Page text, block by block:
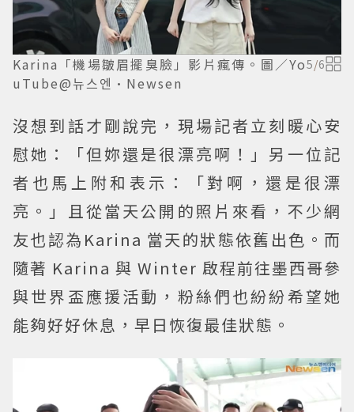
Karina「機場皺眉擺臭臉」影片瘋傳。圖／Yo
uTube@뉴스엔·Newsen
5/6
沒想到話才剛說完，現場記者立刻暖心安
慰她：「但妳還是很漂亮啊！」另一位記
者也馬上附和表示：「對啊，還是很漂
亮。」且從當天公開的照片來看，不少網
友也認為Karina 當天的狀態依舊出色。而
隨著 Karina 與 Winter 啟程前往墨西哥參
與世界盃應援活動，粉絲們也紛紛希望她
能夠好好休息，早日恢復最佳狀態。